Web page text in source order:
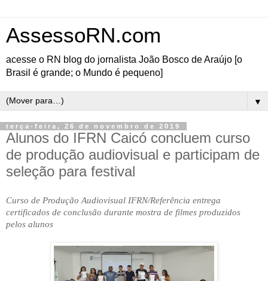
AssessoRN.com
acesse o RN blog do jornalista João Bosco de Araújo [o
Brasil é grande; o Mundo é pequeno]
▼
terça-feira, 26 de novembro de 2019
Alunos do IFRN Caicó concluem curso
de produção audiovisual e participam de
seleção para festival
Curso de Produção Audiovisual IFRN/Referência entrega
certificados de conclusão durante mostra de filmes produzidos
pelos alunos